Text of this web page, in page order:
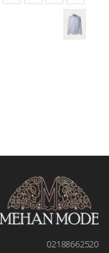
02188662520